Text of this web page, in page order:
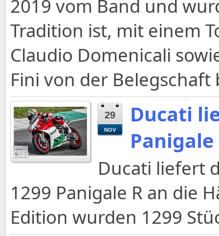
2019 vom Band und
Tradition ist, mit einem
Claudio Domenicali
Fini von der
29
NOV
Ducati
Panigale
Ducati liefert
1299 Panigale R an die
Edition wurden 1299